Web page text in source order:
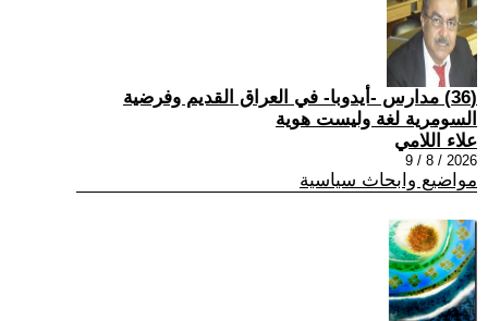
(36) مدارس -أيدوبا- في العراق القديم وفرضية
السومرية لغة وليست هوية
علاء اللامي
2026 / 8 / 9
مواضيع وابحاث سياسية